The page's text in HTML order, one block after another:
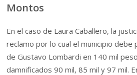
Montos
En el caso de Laura Caballero, la
reclamo por lo cual el municipio debe
de Gustavo Lombardi en 140 mil
damnificados 90 mil, 85 mil y 97 mil.